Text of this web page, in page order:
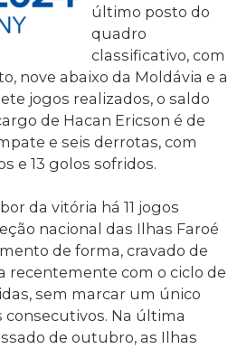
último posto do
quadro
classificativo, com
nove abaixo da Moldávia e a
jogos realizados, o saldo
de Hacan Ericson é de
e seis derrotas, com
e 13 golos sofridos.
da vitória há 11 jogos
nacional das Ilhas Faroé
de forma, cravado de
recentemente com o ciclo de
sem marcar um único
consecutivos. Na última
de outubro, as Ilhas